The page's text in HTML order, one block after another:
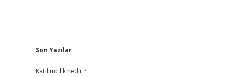
Sidebar
Son Yazılar
Katilimcilik nedir ?
ilbet giriş